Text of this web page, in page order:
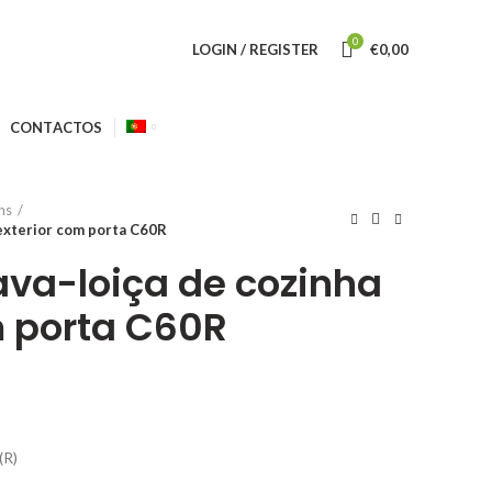
LOGIN / REGISTER 0 €0,00
CONTACTOS
com porta C60R
loiça de cozinha
C60R